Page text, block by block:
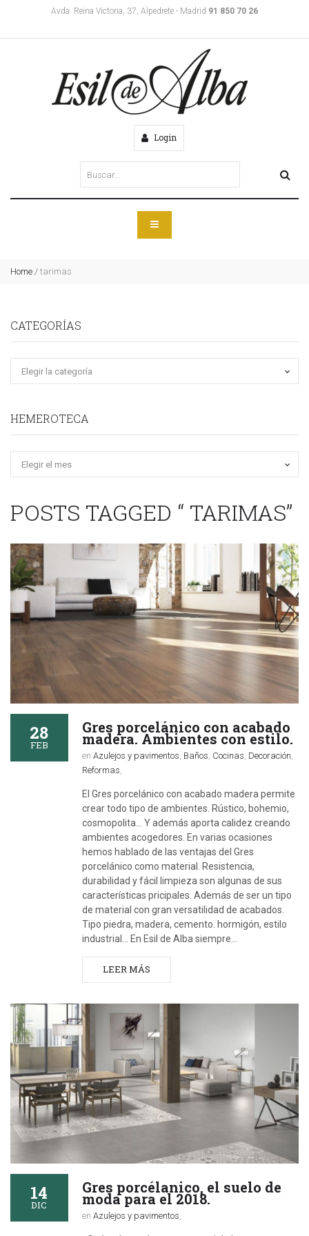
Avda. Reina Victoria, 37, Alpedrete - Madrid 91 850 70 26
Login
Home / tarimas
CATEGORÍAS
HEMEROTECA
POSTS TAGGED “ TARIMAS”
28
FEB
Gres porcelánico con acabado
madera. Ambientes con estilo.
en Azulejos y pavimentos Baños Cocinas Decoración
Reformas
El Gres porcelánico con acabado madera permite
crear todo tipo de ambientes. Rústico, bohemio,
cosmopolita... Y además aporta calidez creando
ambientes acogedores. En varias ocasiones
hemos hablado de las ventajas del Gres
porcelánico como material. Resistencia,
durabilidad y fácil limpieza son algunas de sus
características pricipales. Además de ser un tipo
de material con gran versatilidad de acabados.
Tipo piedra, madera, cemento. hormigón, estilo
industrial... En Esil de Alba siempre…
LEER MÁS
14
DIC
Gres porcélanico, el suelo de
moda para el 2018.
en Azulejos y pavimentos